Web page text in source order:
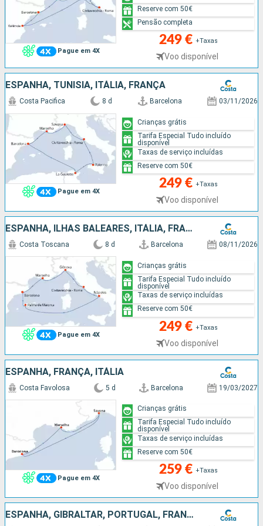
Pague em 4X
249 € +Taxas
Voo disponível
Reserve com 50€
Pensão completa
ESPANHA, TUNÍSIA, ITÁLIA, FRANÇA
Pague em 4X
Costa Pacifica 8 d Barcelona 03/11/2026
249 € +Taxas
Voo disponível
Crianças grátis
Tarifa Especial Tudo incluído
disponível
Taxas de serviço incluídas
Reserve com 50€
ESPANHA, ILHAS BALEARES, ITÁLIA, FRANÇA
Pague em 4X
Costa Toscana 8 d Barcelona 08/11/2026
249 € +Taxas
Voo disponível
Crianças grátis
Tarifa Especial Tudo incluído
disponível
Taxas de serviço incluídas
Reserve com 50€
ESPANHA, FRANÇA, ITÁLIA
Pague em 4X
Costa Favolosa 5 d Barcelona 19/03/2027
259 € +Taxas
Voo disponível
Crianças grátis
Tarifa Especial Tudo incluído
disponível
Taxas de serviço incluídas
Reserve com 50€
ESPANHA, GIBRALTAR, PORTUGAL, FRANÇA, ITÁLIA